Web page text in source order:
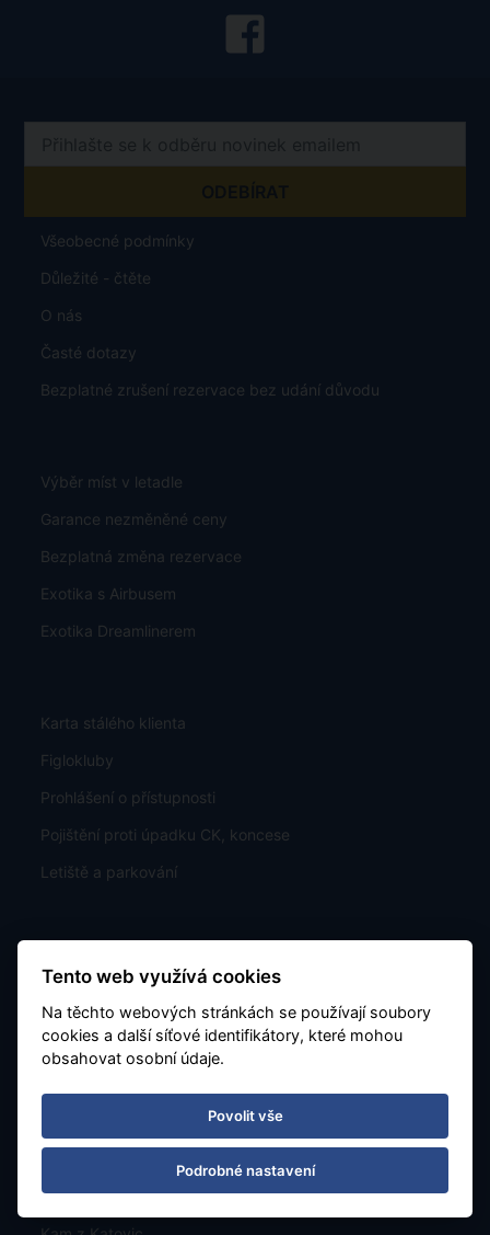
Všeobecné podmínky
Důležité - čtěte
O nás
Časté dotazy
Bezplatné zrušení rezervace bez udání důvodu
Výběr míst v letadle
Garance nezměněné ceny
Bezplatná změna rezervace
Exotika s Airbusem
Exotika Dreamlinerem
Karta stálého klienta
Figlokluby
Prohlášení o přístupnosti
Pojištění proti úpadku CK, koncese
Letiště a parkování
TU Europa - pojistné plnění
Jak zaplatit
Nabídka
Tento web využívá cookies
Na těchto webových stránkách se používají soubory
cookies a další síťové identifikátory, které mohou
obsahovat osobní údaje.
Povolit vše
Podrobné nastavení